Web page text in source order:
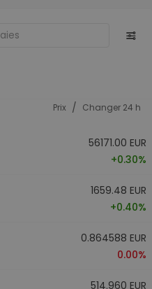
Prix / Changer 24 h
56171.00 EUR
+0.30%
1659.48 EUR
+0.40%
0.864588 EUR
0.00%
514.960 EUR